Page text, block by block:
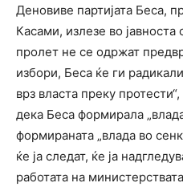
Деновиве партијата Беса,
Касами, излезе во јавноста
пролет не се одржат
избори, Беса ќе ги
врз власта преку
дека Беса формирала
формираната „влада во
ќе ја следат, ќе ја
работата на